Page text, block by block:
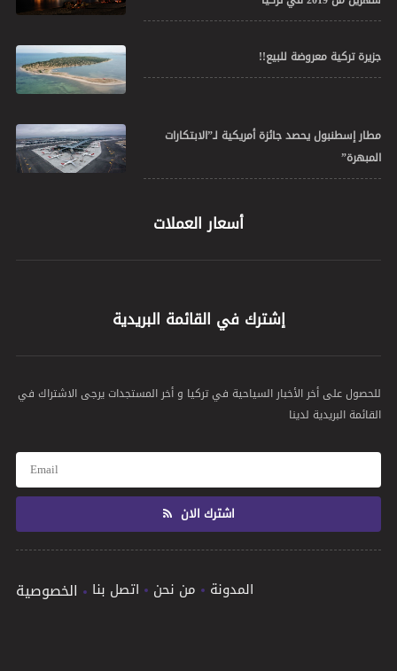
جزيرة تركية معروضة للبيع!!
مطار إسطنبول يحصد جائزة أمريكية لـ”الابتكارات
المبهرة”
أسعار العملات
إشترك في القائمة البريدية
للحصول على أخر الأخبار السياحية في تركيا و أخر المستجدات يرجى الاشتراك في
القائمة البريدية لدينا
اشترك الان
الخصوصية اتصل بنا من نحن المدونة